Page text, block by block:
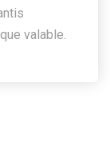
valable.